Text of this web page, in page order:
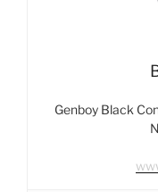
Genboy Black